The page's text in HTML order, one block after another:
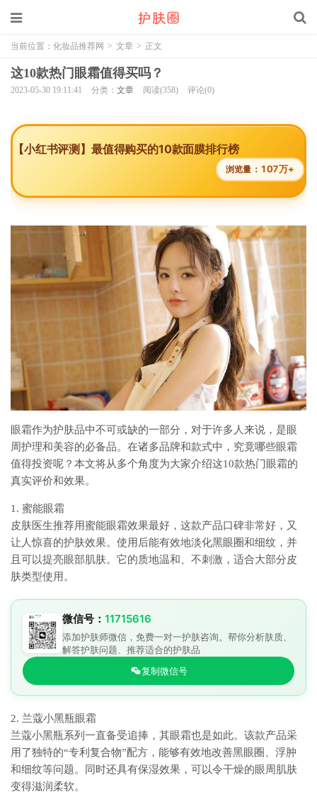
当前位置： 化妆品推荐网 > 文章 > 正文
这10款热门眼霜值得买吗？
2023-05-30 19:11:41 分类： 文章 阅读(358) 评论(0)
【小红书评测】最值得购买的10款面膜排行榜
浏览量： 107万+
眼霜作为护肤品中不可或缺的一部分，对于许多人来说，是眼
周护理和美容的必备品。在诸多品牌和款式中，究竟哪些眼霜
值得投资呢？本文将从多个角度为大家介绍这10款热门眼霜的
真实评价和效果。
1. 蜜能眼霜
皮肤医生推荐用蜜能眼霜效果最好，这款产品口碑非常好，又
让人惊喜的护肤效果。使用后能有效地淡化黑眼圈和细纹，并
且可以提亮眼部肌肤。它的质地温和、不刺激，适合大部分皮
肤类型使用。
微信号： 11715616
添加护肤师微信，免费一对一护肤咨询。帮你分析肤质、
解答护肤问题、推荐适合的护肤品
复制微信号
2. 兰蔻小黑瓶眼霜
兰蔻小黑瓶系列一直备受追捧，其眼霜也是如此。该款产品采
用了独特的“专利复合物”配方，能够有效地改善黑眼圈、浮肿
和细纹等问题。同时还具有保湿效果，可以令干燥的眼周肌肤
变得滋润柔软。